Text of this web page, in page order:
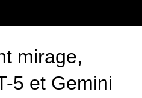
mirage,
5 et Gemini